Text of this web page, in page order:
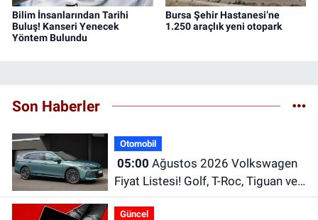
Bilim İnsanlarından Tarihi
Buluş! Kanseri Yenecek
Yöntem Bulundu
Bursa Şehir Hastanesi’ne
1.250 araçlık yeni otopark
Son Haberler
Otomobil
05:00
Fiyat Listesi! Golf, T-Roc, Tiguan ve
Passat Fiyatları
Güncel